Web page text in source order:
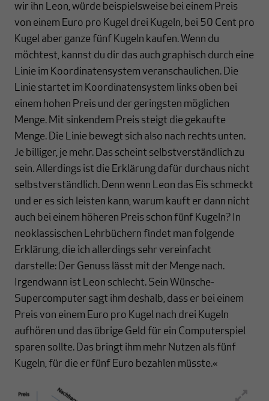
wir ihn Leon, würde beispielsweise bei einem Preis
von einem Euro pro Kugel drei Kugeln, bei 50 Cent pro
Kugel aber ganze fünf Kugeln kaufen. Wenn du
möchtest, kannst du dir das auch graphisch durch eine
Linie im Koordinatensystem veranschaulichen. Die
Linie startet im Koordinatensystem links oben bei
einem hohen Preis und der geringsten möglichen
Menge. Mit sinkendem Preis steigt die gekaufte
Menge. Die Linie bewegt sich also nach rechts unten.
Je billiger, je mehr. Das scheint selbstverständlich zu
sein. Allerdings ist die Erklärung dafür durchaus nicht
selbstverständlich. Denn wenn Leon das Eis schmeckt
und er es sich leisten kann, warum kauft er dann nicht
auch bei einem höheren Preis schon fünf Kugeln? In
neoklassischen Lehrbüchern findet man folgende
Erklärung, die ich allerdings sehr vereinfacht
darstelle: Der Genuss lässt mit der Menge nach.
Irgendwann ist Leon schlecht. Sein Wünsche-
Supercomputer sagt ihm deshalb, dass er bei einem
Preis von einem Euro pro Kugel nach drei Kugeln
aufhören und das übrige Geld für ein Computerspiel
sparen sollte. Das bringt ihm mehr Nutzen als fünf
Kugeln, für die er fünf Euro bezahlen müsste.«